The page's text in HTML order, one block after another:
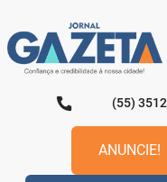
para
o
conteúdo
(55)
ANUNCIE!